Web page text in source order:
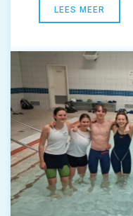
LEES MEER